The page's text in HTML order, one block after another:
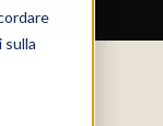
sulla